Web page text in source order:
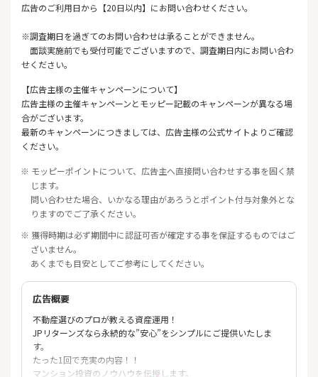
広告のご利用日から【20日以内】にお問い合わせください。
※調査期日を過ぎてのお問い合わせは承ることができません。
面談実施前でも受付可能でございますので、調査期日内にお問い合わ
せください。
【広告主様の主催キャンペーンについて】
広告主様の主催キャンペーンとモッピー記載のキャンペーンが異なる場
合がございます。
最新のキャンペーンにつきましては、広告主様の公式サイトよりご確認
ください。
※ モッピーポイントについて、広告主へ直接問い合わせする事を固く禁
じます。
問い合わせた場合、いかなる理由があろうとポイント付与対象外とな
りますのでご了承ください。
※ 獲得時期は必ず期間中に認証可否が確定する事を保証するものではご
ざいません。
あくまでも目安としてご参考にしてください。
広告概要
不動産選びのプロが教える資産運用！
JPリターンズなら永続的な”安心”をシンプルにご提供いたしま
す。
たった1回で充実の内容！！
マンション投資のノウハウを伝授します。